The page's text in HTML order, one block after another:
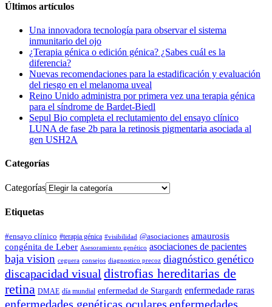
Últimos artículos
Una innovadora tecnología para observar el sistema
inmunitario del ojo
¿Terapia génica o edición génica? ¿Sabes cuál es la
diferencia?
Nuevas recomendaciones para la estadificación y evaluación
del riesgo en el melanoma uveal
Reino Unido administra por primera vez una terapia génica
para el síndrome de Bardet-Biedl
Sepul Bio completa el reclutamiento del ensayo clínico
LUNA de fase 2b para la retinosis pigmentaria asociada al
gen USH2A
Categorías
Categorías
Etiquetas
#ensayo clínico #terapia génica #visibilidad @asociaciones amaurosis
congénita de Leber Asesoramiento genético asociaciones de pacientes
baja vision ceguera consejos diagnostico precoz diagnóstico genético
discapacidad visual distrofias hereditarias de
retina DMAE día mundial enfermedad de Stargardt enfermedade raras
enfermedades genéticas oculares enfermedades